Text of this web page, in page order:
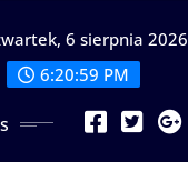
6 sierpnia 2026
6:21:00 PM